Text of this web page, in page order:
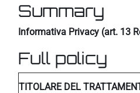
Summary
Informativa Privacy (art. 13
Full policy
TITOLARE DEL